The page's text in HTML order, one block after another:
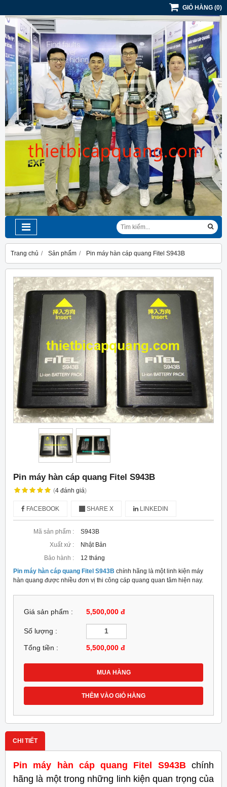
GIỎ HÀNG (0)
Trang chủ Sản phẩm Pin máy hàn cáp quang Fitel S943B
Pin máy hàn cáp quang Fitel S943B
(4 đánh giá)
FACEBOOK SHARE X LINKEDIN
Mã sản phẩm :
S943B
Xuất xứ :
Nhật Bản
Bảo hành :
12 tháng
Pin máy hàn cáp quang Fitel S943B chính hãng là một linh kiện máy
hàn quang được nhiều đơn vị thi công cáp quang quan tâm hiện nay.
Giá sản phẩm : 5,500,000 đ
Số lượng :
Tổng tiền : 5,500,000 đ
MUA HÀNG
THÊM VÀO GIỎ HÀNG
CHI TIẾT
Pin máy hàn cáp quang Fitel S943Bchính
hãng là một trong những linh kiện quan trọng của